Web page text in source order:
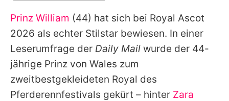
Alle Themen auf Promiflash
Jobs
App runterladen
Team
Prinz William (44) hat sich bei Royal Ascot
2026 als echter Stilstar bewiesen. In einer
Leserumfrage der Daily Mail wurde der 44-
jährige Prinz von Wales zum
zweitbestgekleideten Royal des
Pferderennfestivals gekürt – hinter Zara